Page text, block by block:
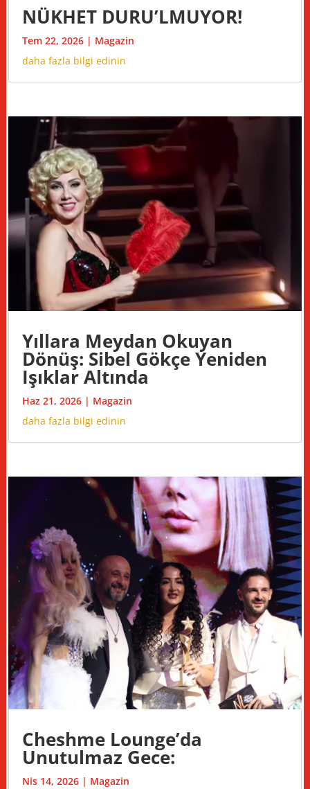
NÜKHET DURU’LMUYOR!
Tem 22, 2026 | Magazin
daha fazla bilgi edinin
Yıllara Meydan Okuyan
Dönüş: Sibel Gökçe Yeniden
Işıklar Altında
Haz 21, 2026 | Magazin
daha fazla bilgi edinin
Cheshme Lounge’da
Unutulmaz Gece:
Nis 14, 2026 | Magazin